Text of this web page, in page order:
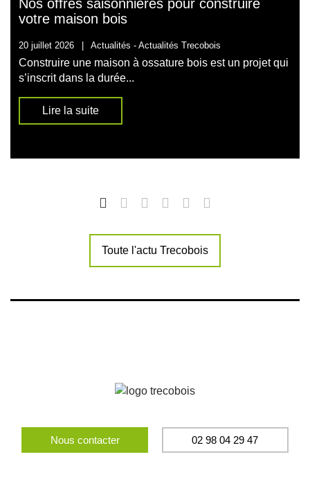
Nos offres saisonnières pour construire
votre maison bois
20 juillet 2026 Actualités - Actualités Trecobois
Construire une maison à ossature bois est un projet qui
s’inscrit dans la durée...
Lire la suite
Toute l'actu Trecobois
Nous contacter 02 98 04 29 47